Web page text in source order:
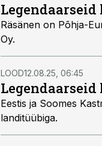
Räsänen on Põhja-
Oy.
LOOD12.08.25, 06:45
Eestis ja Soomes
landitüübiga.